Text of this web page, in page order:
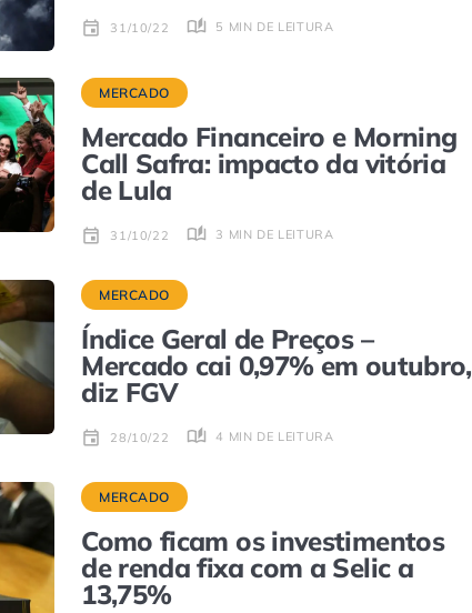
31/10/22 5 MIN DE LEITURA
MERCADO
Mercado Financeiro e Morning
Call Safra: impacto da vitória
de Lula
31/10/22 3 MIN DE LEITURA
MERCADO
Índice Geral de Preços –
Mercado cai 0,97% em outubro,
diz FGV
28/10/22 4 MIN DE LEITURA
MERCADO
Como ficam os investimentos
de renda fixa com a Selic a
13,75%